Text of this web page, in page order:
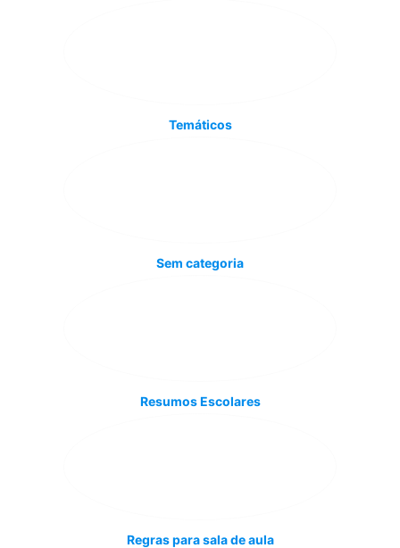
Temáticos
Sem categoria
Resumos Escolares
Regras para sala de aula